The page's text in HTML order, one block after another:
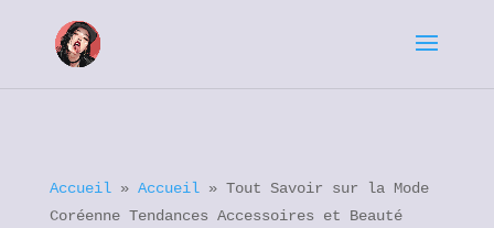
Accueil» Accueil» Tout Savoir sur la Mode
Coréenne Tendances Accessoires et Beauté